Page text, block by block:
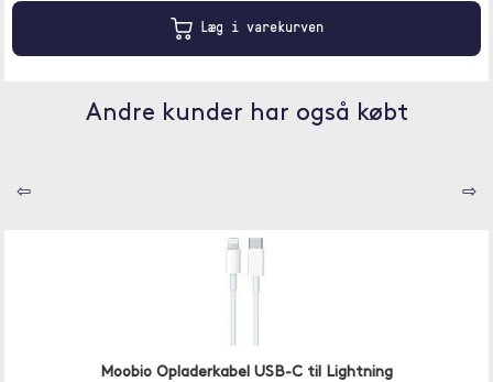
Læg i varekurven
Andre kunder har også købt
⇦ ⇨
Moobio Opladerkabel USB-C til Lightning